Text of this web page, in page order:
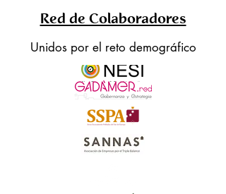
Red de Colaboradores
Unidos por el reto demográfico